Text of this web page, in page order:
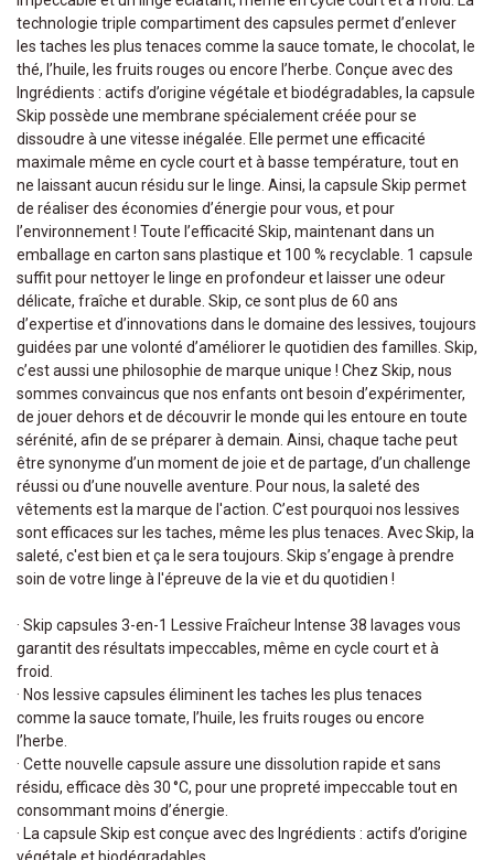
technologie triple compartiment des capsules permet d’enlever
les taches les plus tenaces comme la sauce tomate, le chocolat, le
thé, l’huile, les fruits rouges ou encore l’herbe. Conçue avec des
Ingrédients : actifs d’origine végétale et biodégradables, la capsule
Skip possède une membrane spécialement créée pour se
dissoudre à une vitesse inégalée. Elle permet une efficacité
maximale même en cycle court et à basse température, tout en
ne laissant aucun résidu sur le linge. Ainsi, la capsule Skip permet
de réaliser des économies d’énergie pour vous, et pour
l’environnement ! Toute l’efficacité Skip, maintenant dans un
emballage en carton sans plastique et 100 % recyclable. 1 capsule
suffit pour nettoyer le linge en profondeur et laisser une odeur
délicate, fraîche et durable. Skip, ce sont plus de 60 ans
d’expertise et d’innovations dans le domaine des lessives, toujours
guidées par une volonté d’améliorer le quotidien des familles. Skip,
c’est aussi une philosophie de marque unique ! Chez Skip, nous
sommes convaincus que nos enfants ont besoin d’expérimenter,
de jouer dehors et de découvrir le monde qui les entoure en toute
sérénité, afin de se préparer à demain. Ainsi, chaque tache peut
être synonyme d’un moment de joie et de partage, d’un challenge
réussi ou d’une nouvelle aventure. Pour nous, la saleté des
vêtements est la marque de l'action. C’est pourquoi nos lessives
sont efficaces sur les taches, même les plus tenaces. Avec Skip, la
saleté, c'est bien et ça le sera toujours. Skip s’engage à prendre
soin de votre linge à l'épreuve de la vie et du quotidien !
· Skip capsules 3-en-1 Lessive Fraîcheur Intense 38 lavages vous
garantit des résultats impeccables, même en cycle court et à
froid.
· Nos lessive capsules éliminent les taches les plus tenaces
comme la sauce tomate, l’huile, les fruits rouges ou encore
l’herbe.
· Cette nouvelle capsule assure une dissolution rapide et sans
résidu, efficace dès 30 °C, pour une propreté impeccable tout en
consommant moins d’énergie.
· La capsule Skip est conçue avec des Ingrédients : actifs d’origine
végétale et biodégradables.